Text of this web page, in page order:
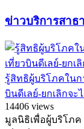
ข่าวบริการสาธ
รู้สิทธิผู้บริโภคในก
บินดีเลย์-ยกเลิกจะ
14406 views
มูลนิธิเพื่อผู้บริโภค